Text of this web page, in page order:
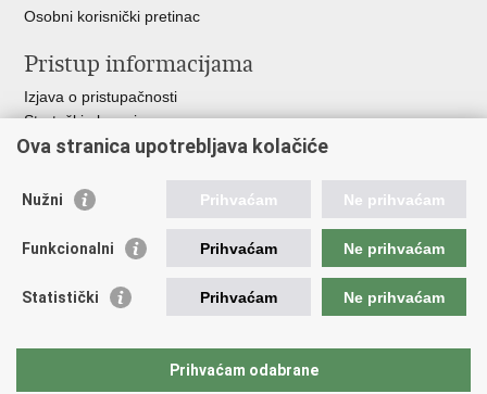
Osobni korisnički pretinac
Pristup informacijama
Izjava o pristupačnosti
Strateški planovi
Planovi nabave
Financijski dokumenti
Etički kodeks
Važne poveznice
Vlada RH
Ministarstvo gospodarstva i održivog razvoja
Ova stranica upotrebljava kolačiće
Nužni Prihvaćam Ne prihvaćam
Funkcionalni Prihvaćam Ne prihvaćam
Statistički Prihvaćam Ne prihvaćam
Prihvaćam odabrane